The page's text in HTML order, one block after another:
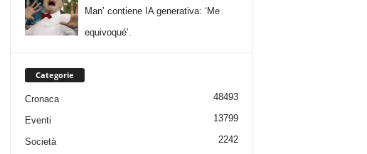
Man’ contiene IA generativa: ‘Me
equivoqué’.
Categorie
Cronaca 48493
Eventi 13799
Società 2242